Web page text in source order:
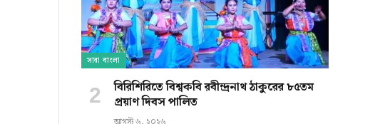
সারা বাংলা
বিরিশিরিতে বিশ্বকবি রবীন্দ্রনাথ ঠাকুরের ৮৫তম
প্রয়াণ দিবস পালিত